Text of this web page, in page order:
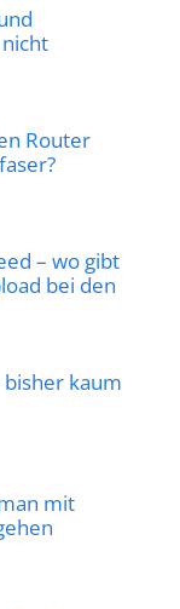
Router
– wo gibt
bei den
kaum
mit